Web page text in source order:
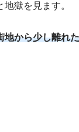
獄を見ます。
地から少し離れ